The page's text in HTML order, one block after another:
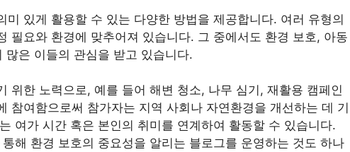
미 있게 활용할 수 있는 다양한 방법을 제공합니다. 여러 유형의
필요와 환경에 맞추어져 있습니다. 그 중에서도 환경 보호, 아동
은 이들의 관심을 받고 있습니다.
위한 노력으로, 예를 들어 해변 청소, 나무 심기, 재활용 캠페인
참여함으로써 참가자는 지역 사회나 자연환경을 개선하는 데 기
여가 시간 혹은 본인의 취미를 연계하여 활동할 수 있습니다.
해 환경 보호의 중요성을 알리는 블로그를 운영하는 것도 하나